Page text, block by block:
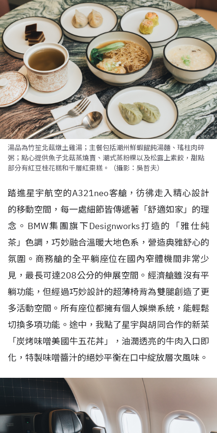
湯品為竹笙北菇燉土雞湯；主餐包括潮州鮮蝦餛飩湯麵、瑤柱肉碎
粥；點心提供魚子北菇蒸燒賣、潮式蒸粉粿以及松露上素餃，甜點
部分有紅豆桂花糕和千層紅棗糕。（攝影：吳哲夫）
踏進星宇航空的A321neo客艙，彷彿走入精心設計
的移動空間，每一處細節皆傳遞著「舒適如家」的理
念。 BMW集團旗下Designworks打造的「雅仕純
茶」色調，巧妙融合溫暖大地色系，營造典雅舒心的
氛圍。商務艙的全平躺座位在國內窄體機間非常少
見，最長可達208公分的伸展空間。經濟艙雖沒有平
躺功能，但經過巧妙設計的超薄椅背為雙腿創造了更
多活動空間。所有座位都擁有個人娛樂系統，能輕鬆
切換多項功能。途中，我點了星宇與胡同合作的新菜
「炭烤味噌美國牛五花丼」，油潤透亮的牛肉入口即
化，特製味噌醬汁的絕妙平衡在口中綻放層次風味。